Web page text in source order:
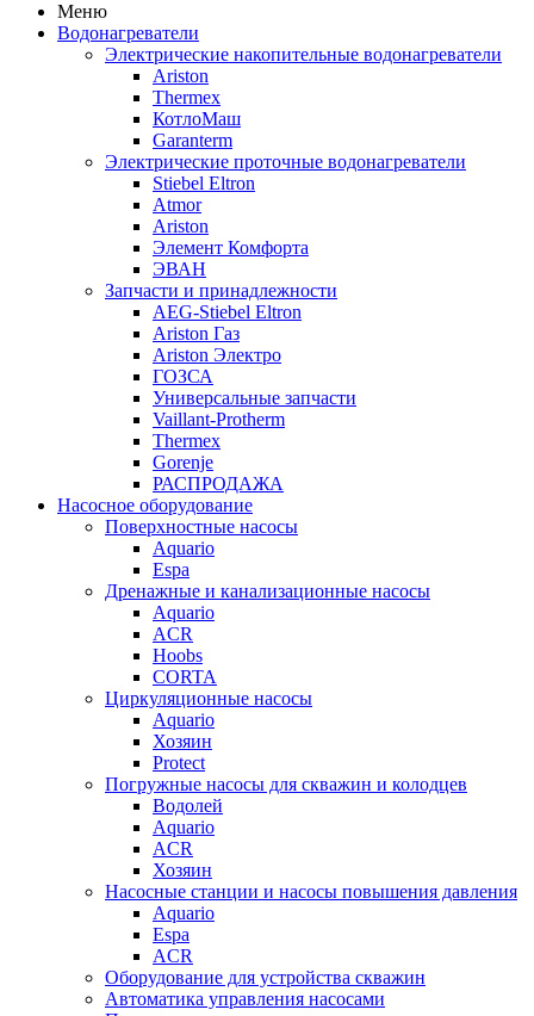
Меню
Водонагреватели
Электрические накопительные водонагреватели
Ariston
Thermex
КотлоМаш
Garanterm
Электрические проточные водонагреватели
Stiebel Eltron
Atmor
Ariston
Элемент Комфорта
ЭВАН
Запчасти и принадлежности
AEG-Stiebel Eltron
Ariston Газ
Ariston Электро
ГОЗСА
Универсальные запчасти
Vaillant-Protherm
Thermex
Gorenje
РАСПРОДАЖА
Насосное оборудование
Поверхностные насосы
Aquario
Espa
Дренажные и канализационные насосы
Aquario
ACR
Hoobs
CORTA
Циркуляционные насосы
Aquario
Хозяин
Protect
Погружные насосы для скважин и колодцев
Водолей
Aquario
ACR
Хозяин
Насосные станции и насосы повышения давления
Aquario
Espa
ACR
Оборудование для устройства скважин
Автоматика управления насосами